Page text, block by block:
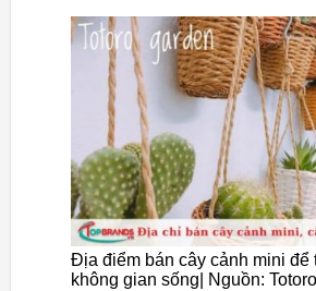
Địa điểm bán cây cảnh mini để
không gian sống| Nguồn: